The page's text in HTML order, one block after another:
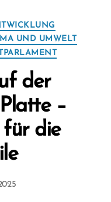
UND UMWELT
der
–
für die
V
o
F